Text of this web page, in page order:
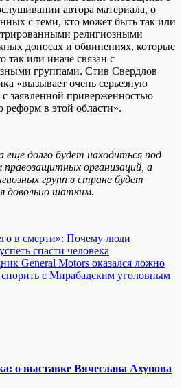
автора материала, о
с теми, кто может быть так или
религиозными
доносах и обвинениях, которые
так или иначе связан с
группами. Стив Свердлов
«вызывает очень серьезную
с заявленной приверженностью
реформ в этой области».
долго будет находиться под
организаций, а
групп в стране будет
довольно шатким.
в смерти»: Почему люди
спасти человека
General Motors оказался ложно
с Мирабадским уголовным
о выставке Вячеслава Ахунова